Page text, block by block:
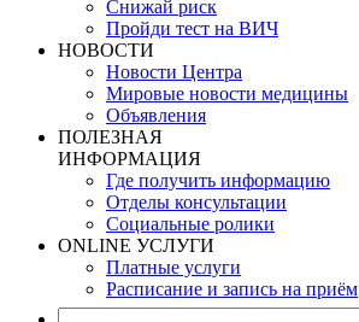
Снижай риск
Пройди тест на ВИЧ
НОВОСТИ
Новости Центра
Мировые новости медицины
Объявления
ПОЛЕЗНАЯ
ИНФОРМАЦИЯ
Где получить информацию
Отделы консультации
Социальные ролики
ONLINE УСЛУГИ
Платные услуги
Расписание и запись на приём